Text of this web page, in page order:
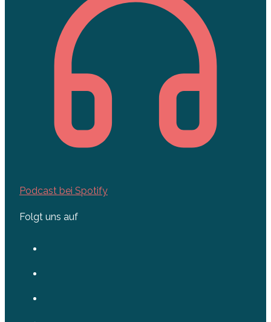
Podcast bei Spotify
Folgt uns auf